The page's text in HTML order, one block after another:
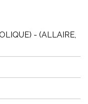
- (ALLAIRE,